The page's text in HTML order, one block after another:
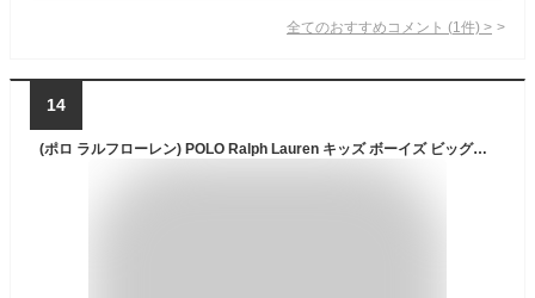
全てのおすすめコメント (1 件) >
14
(ポロ ラルフローレン) POLO Ralph Lauren キッズ ボーイズ ビッグポニー刺繍 ダウンジャケット ダウンパーカー 0101885-4-BLUE [並行輸入品]